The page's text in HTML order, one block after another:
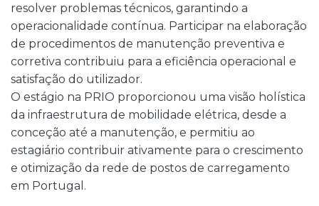
resolver problemas técnicos, garantindo a
operacionalidade contínua. Participar na elaboração
de procedimentos de manutenção preventiva e
corretiva contribuiu para a eficiência operacional e
satisfação do utilizador.
O estágio na PRIO proporcionou uma visão holística
da infraestrutura de mobilidade elétrica, desde a
conceção até a manutenção, e permitiu ao
estagiário contribuir ativamente para o crescimento
e otimização da rede de postos de carregamento
em Portugal.